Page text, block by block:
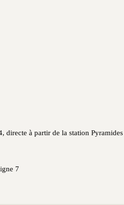
directe à partir de la station Pyramides
7